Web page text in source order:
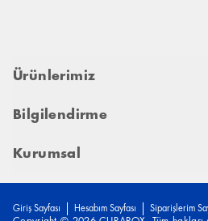
Ürünlerimiz
Bilgilendirme
Kurumsal
Giriş Sayfası Hesabım Sayfası Siparişlerim